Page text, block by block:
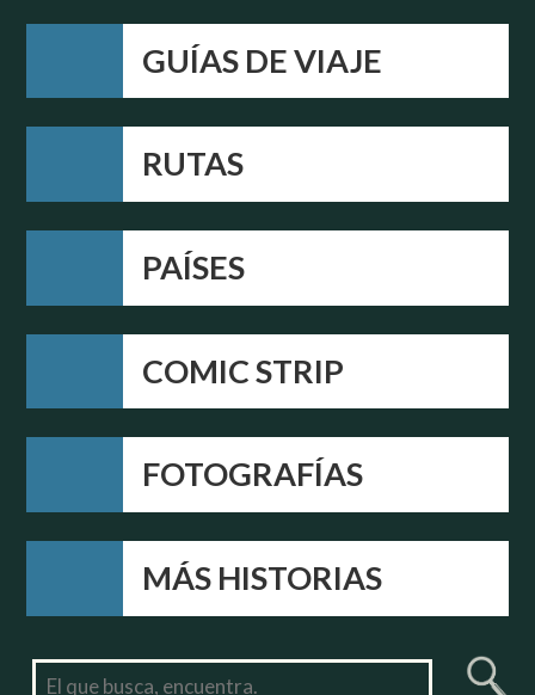
GUÍAS DE VIAJE
RUTAS
PAÍSES
COMIC STRIP
FOTOGRAFÍAS
MÁS HISTORIAS